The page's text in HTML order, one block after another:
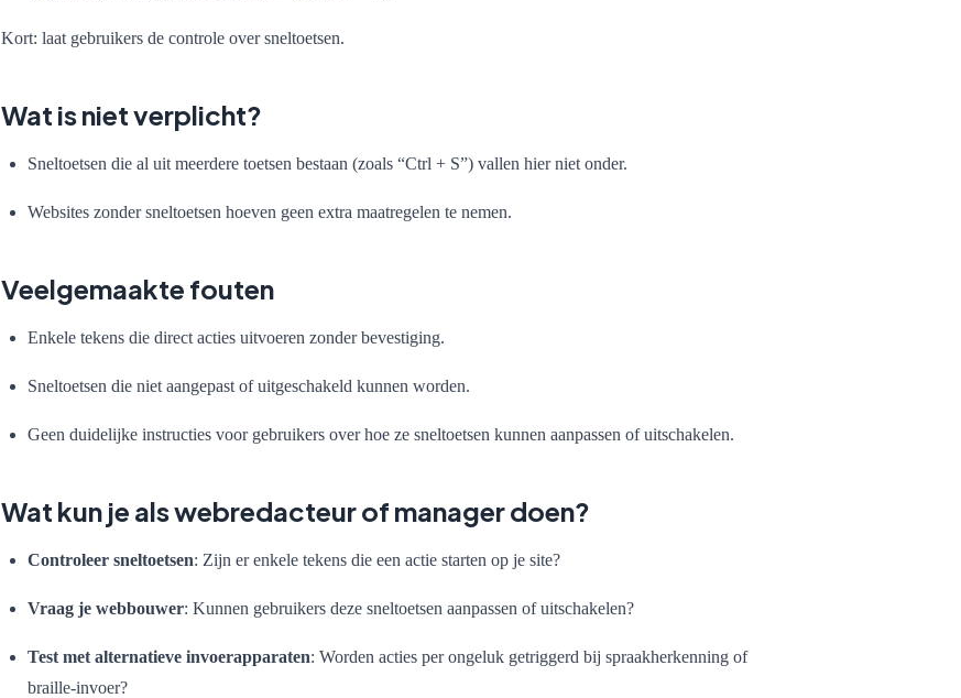
Kort: laat gebruikers de controle over sneltoetsen.
Wat is niet verplicht?
Sneltoetsen die al uit meerdere toetsen bestaan (zoals “Ctrl + S”) vallen hier niet onder.
Websites zonder sneltoetsen hoeven geen extra maatregelen te nemen.
Veelgemaakte fouten
Enkele tekens die direct acties uitvoeren zonder bevestiging.
Sneltoetsen die niet aangepast of uitgeschakeld kunnen worden.
Geen duidelijke instructies voor gebruikers over hoe ze sneltoetsen kunnen aanpassen of uitschakelen.
Wat kun je als webredacteur of manager doen?
Controleer sneltoetsen: Zijn er enkele tekens die een actie starten op je site?
Vraag je webbouwer: Kunnen gebruikers deze sneltoetsen aanpassen of uitschakelen?
Test met alternatieve invoerapparaten: Worden acties per ongeluk getriggerd bij spraakherkenning of
braille-invoer?